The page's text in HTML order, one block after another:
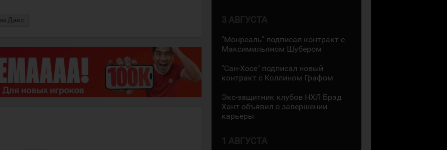
Дакс 3 АВГУСТА
"Монреаль" подписал контракт с
Максимильяном Шубером
"Сан-Хосе" подписал новый
контракт с Коллином Графом
Экс-защитник клубов НХЛ Брэд
Хант объявил о завершении
карьеры
1 АВГУСТА